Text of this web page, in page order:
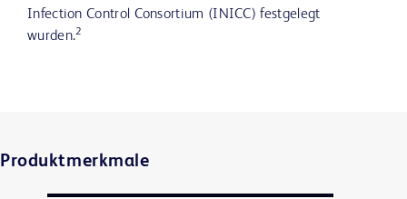
Infection Control Consortium (INICC) festgelegt
wurden.2
Produktmerkmale